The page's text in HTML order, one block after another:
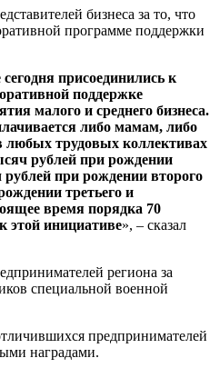
бизнеса за то, что
программе поддержки
присоединились к
поддержке
малого и среднего бизнеса.
либо мамам, либо
любых трудовых коллективах
рублей при рождении
рублей при рождении второго
третьего и
время порядка 70
этой инициативе», – сказал
региона за
специальной военной
предпринимателей
наградами.